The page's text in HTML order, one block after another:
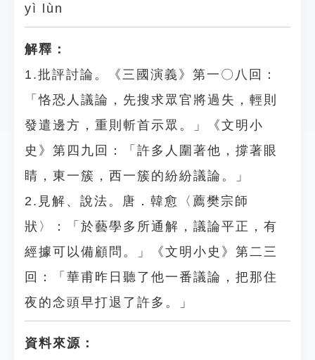
yì lùn
解釋：
1.批評討論。《三國演義》第一〇八回：
「恪恐人議論，先搜求眾官將過失，輕則
發遣邊方，重則斬首示眾。」《文明小
史》第四九回：「許多人圍著他，撐著眼
睛，東一簇，西一簇的紛紛議論。」
2.見解、說法。唐．韓愈〈薦樊宗師
狀〉：「於藝學多所通解，議論平正，有
經據可以備顧問。」《文明小史》第二三
回：「華甫昨日聽了他一番議論，把那住
夜的念頭早打退了許多。」
資料來源：